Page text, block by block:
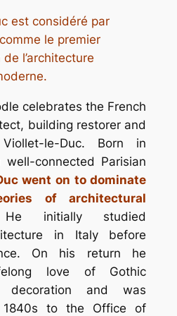
est considéré par
le premier
l’architecture
celebrates the French
building restorer and
le-Duc. Born in
connected Parisian
went on to dominate
of architectural
initially studied
in Italy before
On his return he
love of Gothic
decoration and was
to the Office of